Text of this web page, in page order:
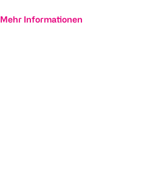
Mehr Informationen